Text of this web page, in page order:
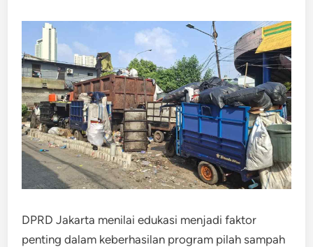
DPRD Jakarta menilai edukasi menjadi faktor
penting dalam keberhasilan program pilah sampah